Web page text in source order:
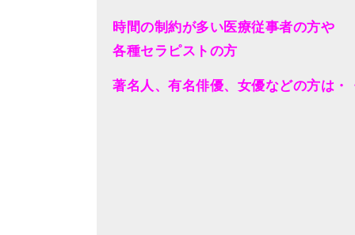
時間の制約が多い医療従事者の方や
各種セラピストの方
著名人、有名俳優、女優などの方は・